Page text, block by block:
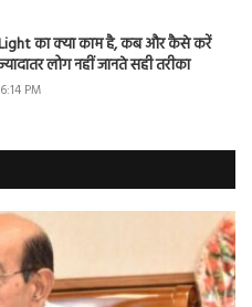
Light का क्या काम है, कब और कैसे करें
लोग नहीं जानते सही तरीका
PM